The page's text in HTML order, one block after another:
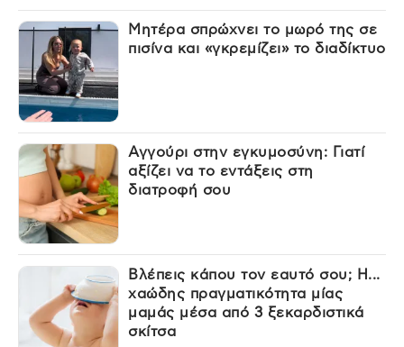
Μητέρα σπρώχνει το μωρό της σε
πισίνα και «γκρεμίζει» το διαδίκτυο
Αγγούρι στην εγκυμοσύνη: Γιατί
αξίζει να το εντάξεις στη
διατροφή σου
Βλέπεις κάπου τον εαυτό σου; Η...
χαώδης πραγματικότητα μίας
μαμάς μέσα από 3 ξεκαρδιστικά
σκίτσα